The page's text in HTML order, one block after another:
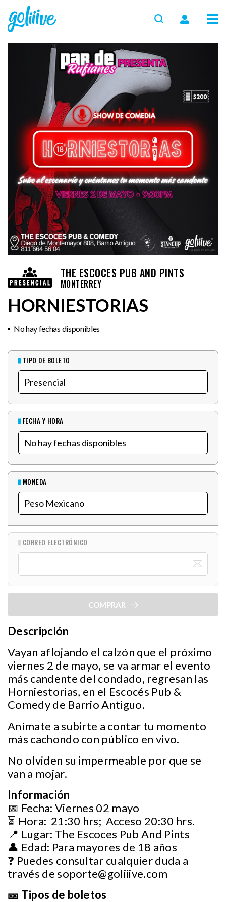
THE ESCOCES PUB AND PINTS
MONTERREY
HORNIESTORIAS
No hay fechas disponibles
TIPO DE BOLETO
FECHA Y HORA
MONEDA
CORREO ELECTRÓNICO
COMPRAR
Descripción
Vayan aflojando el calzón que el próximo
viernes 2 de mayo, se va armar el evento
más candente del condado, regresan las
Horniestorias, en el Escocés Pub &
Comedy de Barrio Antiguo.
Anímate a subirte a contar tu momento
más cachondo con público en vivo.
No olviden su impermeable por que se
van a mojar.
Información
📅 Fecha: Viernes 02 mayo
⏳ Hora: 21:30 hrs; Acceso 20:30 hrs.
📍 Lugar: The Escoces Pub And Pints
👤 Edad: Para mayores de 18 años
❓ Puedes consultar cualquier duda a
través desoporte@goliiive.com
🎫 Tipos de boletos